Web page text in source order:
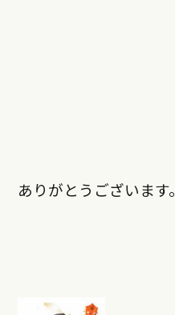
ありがとうございます。